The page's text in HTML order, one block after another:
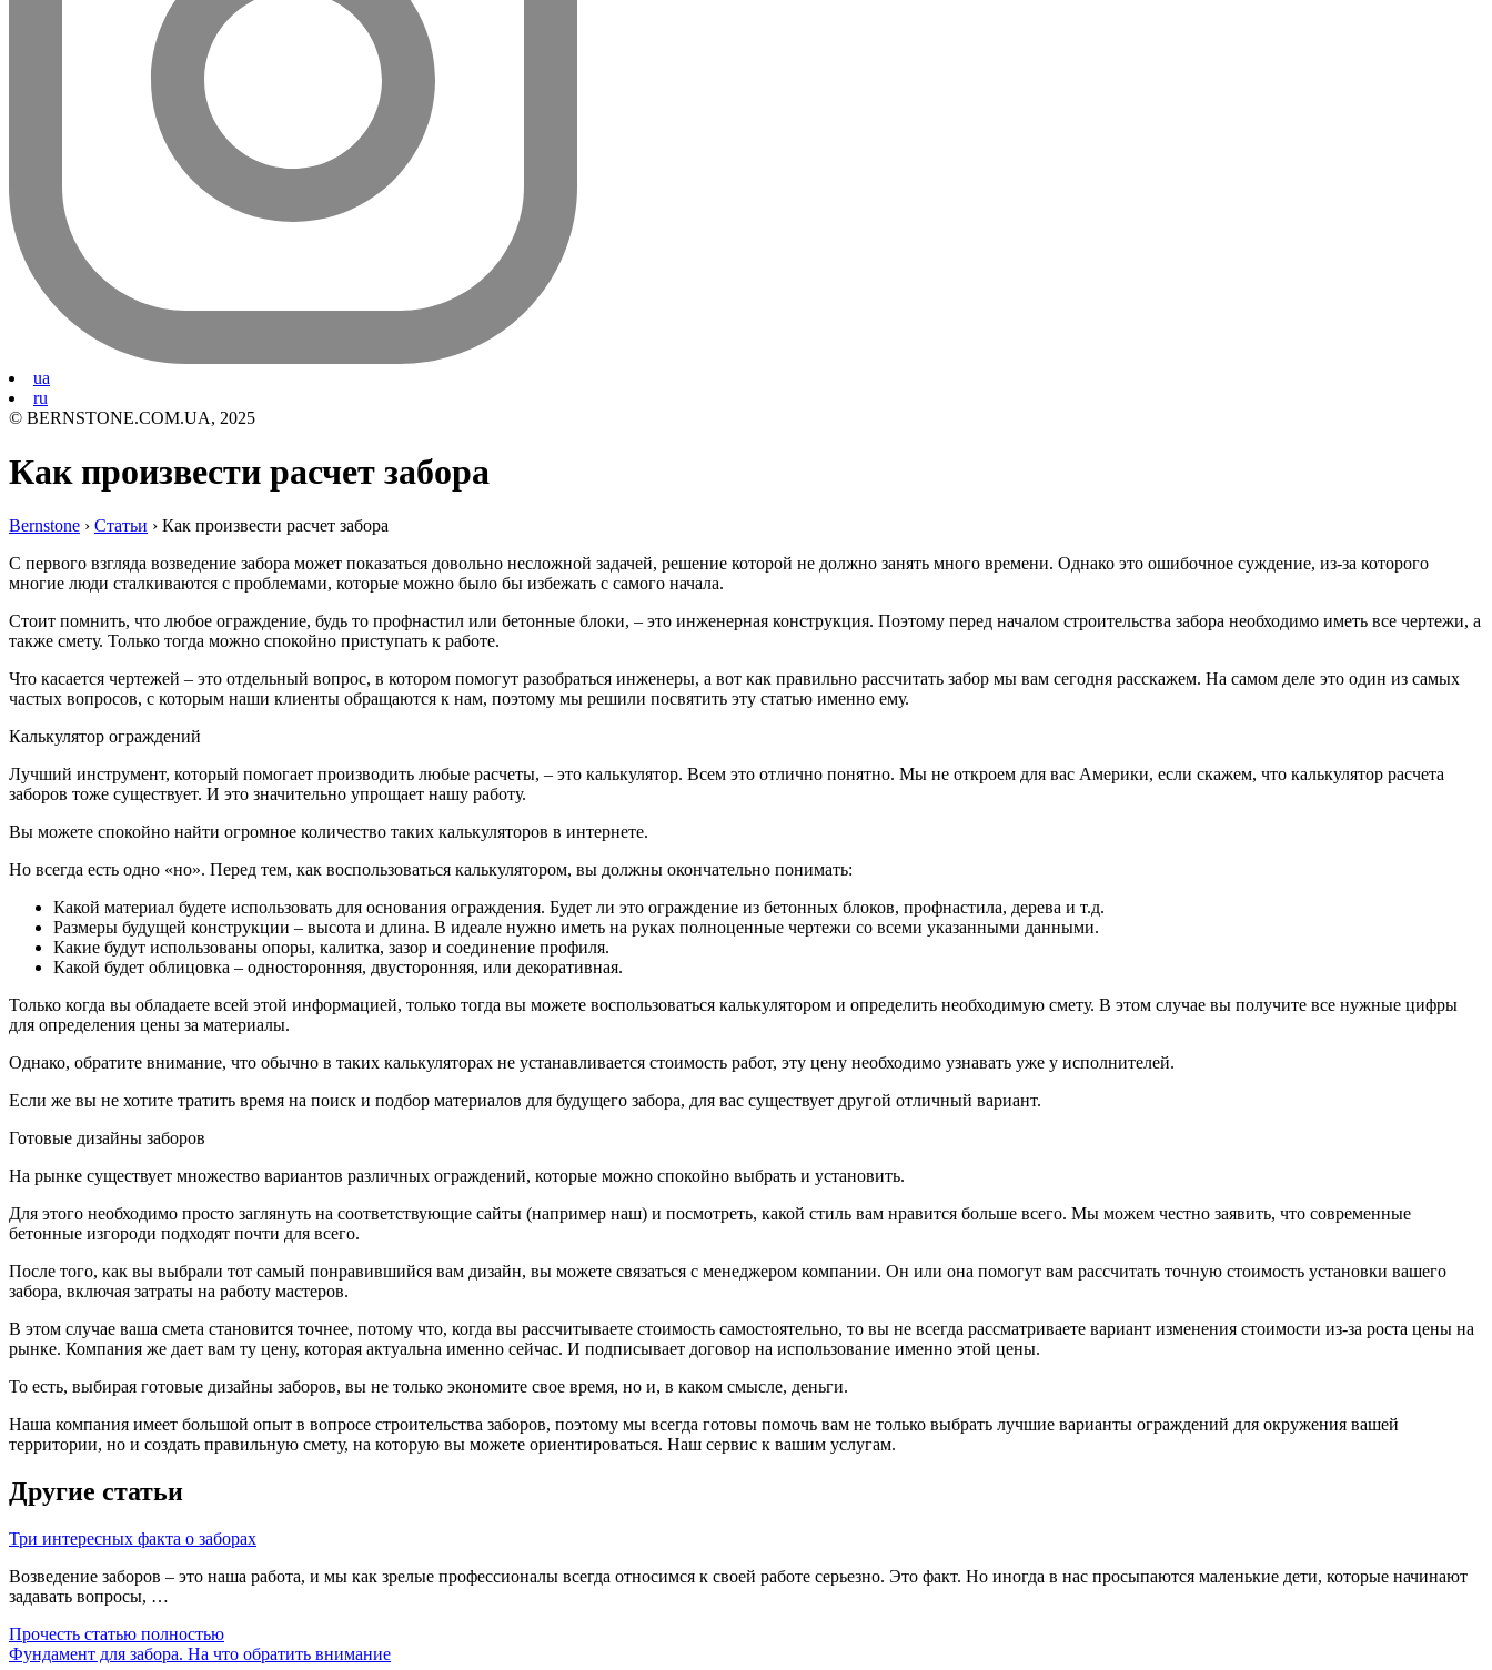
ua
ru
© BERNSTONE.COM.UA, 2025
Как произвести расчет забора
Bernstone › Статьи › Как произвести расчет забора
С первого взгляда возведение забора может показаться довольно несложной задачей, решение которой не должно занять много времени. Однако это ошибочное суждение, из-за которого
многие люди сталкиваются с проблемами, которые можно было бы избежать с самого начала.
Стоит помнить, что любое ограждение, будь то профнастил или бетонные блоки, – это инженерная конструкция. Поэтому перед началом строительства забора необходимо иметь все чертежи, а
также смету. Только тогда можно спокойно приступать к работе.
Что касается чертежей – это отдельный вопрос, в котором помогут разобраться инженеры, а вот как правильно рассчитать забор мы вам сегодня расскажем. На самом деле это один из самых
частых вопросов, с которым наши клиенты обращаются к нам, поэтому мы решили посвятить эту статью именно ему.
Калькулятор ограждений
Лучший инструмент, который помогает производить любые расчеты, – это калькулятор. Всем это отлично понятно. Мы не откроем для вас Америки, если скажем, что калькулятор расчета
заборов тоже существует. И это значительно упрощает нашу работу.
Вы можете спокойно найти огромное количество таких калькуляторов в интернете.
Но всегда есть одно «но». Перед тем, как воспользоваться калькулятором, вы должны окончательно понимать:
Какой материал будете использовать для основания ограждения. Будет ли это ограждение из бетонных блоков, профнастила, дерева и т.д.
Размеры будущей конструкции – высота и длина. В идеале нужно иметь на руках полноценные чертежи со всеми указанными данными.
Какие будут использованы опоры, калитка, зазор и соединение профиля.
Какой будет облицовка – односторонняя, двусторонняя, или декоративная.
Только когда вы обладаете всей этой информацией, только тогда вы можете воспользоваться калькулятором и определить необходимую смету. В этом случае вы получите все нужные цифры
для определения цены за материалы.
Однако, обратите внимание, что обычно в таких калькуляторах не устанавливается стоимость работ, эту цену необходимо узнавать уже у исполнителей.
Если же вы не хотите тратить время на поиск и подбор материалов для будущего забора, для вас существует другой отличный вариант.
Готовые дизайны заборов
На рынке существует множество вариантов различных ограждений, которые можно спокойно выбрать и установить.
Для этого необходимо просто заглянуть на соответствующие сайты (например наш) и посмотреть, какой стиль вам нравится больше всего. Мы можем честно заявить, что современные
бетонные изгороди подходят почти для всего.
После того, как вы выбрали тот самый понравившийся вам дизайн, вы можете связаться с менеджером компании. Он или она помогут вам рассчитать точную стоимость установки вашего
забора, включая затраты на работу мастеров.
В этом случае ваша смета становится точнее, потому что, когда вы рассчитываете стоимость самостоятельно, то вы не всегда рассматриваете вариант изменения стоимости из-за роста цены на
рынке. Компания же дает вам ту цену, которая актуальна именно сейчас. И подписывает договор на использование именно этой цены.
То есть, выбирая готовые дизайны заборов, вы не только экономите свое время, но и, в каком смысле, деньги.
Наша компания имеет большой опыт в вопросе строительства заборов, поэтому мы всегда готовы помочь вам не только выбрать лучшие варианты ограждений для окружения вашей
территории, но и создать правильную смету, на которую вы можете ориентироваться. Наш сервис к вашим услугам.
Другие статьи
Три интересных факта о заборах
Возведение заборов – это наша работа, и мы как зрелые профессионалы всегда относимся к своей работе серьезно. Это факт. Но иногда в нас просыпаются маленькие дети, которые начинают
задавать вопросы, …
Прочесть статью полностью
Фундамент для забора. На что обратить внимание